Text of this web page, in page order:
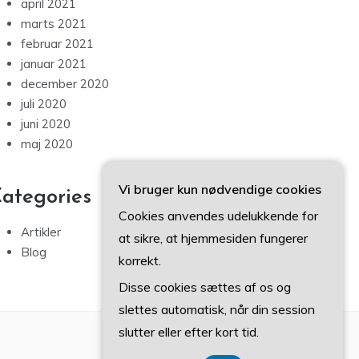
april 2021
marts 2021
februar 2021
januar 2021
december 2020
juli 2020
juni 2020
maj 2020
Artikler
Blog
Vi bruger kun nødvendige cookies
Cookies anvendes udelukkende for
at sikre, at hjemmesiden fungerer
korrekt.
Disse cookies sættes af os og
slettes automatisk, når din session
slutter eller efter kort tid.